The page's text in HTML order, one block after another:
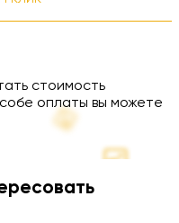
стоимость
оплаты вы можете